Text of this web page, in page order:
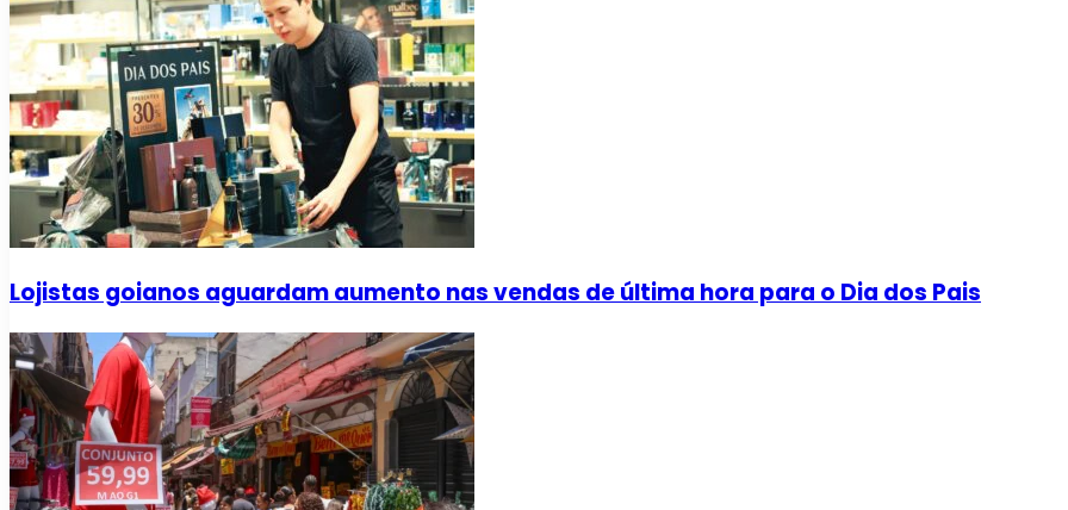
Lojistas goianos aguardam aumento nas vendas de última hora para o Dia dos Pais